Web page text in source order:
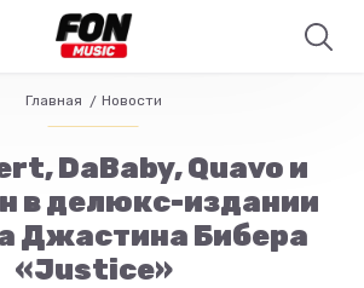
Главная Новости
DaBaby, Quavo и
в делюкс-издании
Джастина Бибера
«Justice»